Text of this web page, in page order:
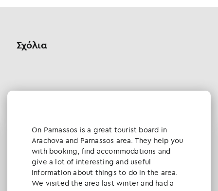
Σχόλια
Οn Parnassos is a great tourist board in
Arachova and Parnassos area. They help you
with booking, find accommodations and
give a lot of interesting and useful
information about things to do in the area.
We visited the area last winter and had a